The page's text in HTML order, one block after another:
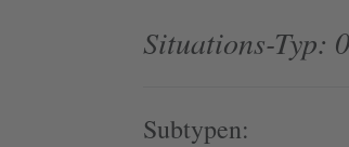
Situations-Typ:
Subtypen: